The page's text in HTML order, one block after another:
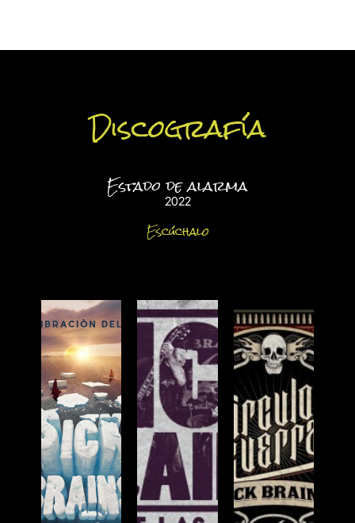
Discografía
Estado de alarma
2022
Escúchalo